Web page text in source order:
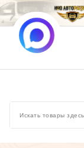
Перейти
к
содержимому